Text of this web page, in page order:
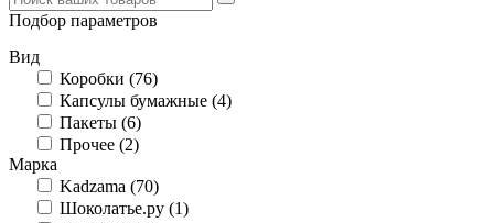
Подбор параметров
Вид
Коробки (76)
Капсулы бумажные (4)
Пакеты (6)
Прочее (2)
Марка
Kadzama (70)
Шоколатье.ру (1)